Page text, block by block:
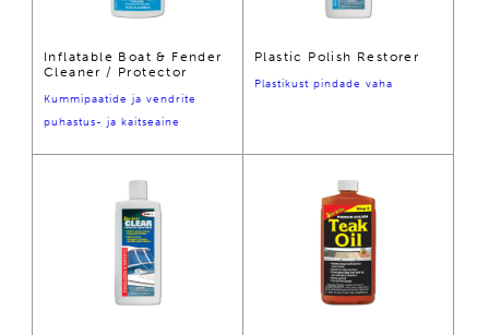
Inflatable Boat & Fender
Cleaner / Protector
Kummipaatide ja vendrite
puhastus- ja kaitseaine
Plastic Polish Restorer
Plastikust pindade vaha